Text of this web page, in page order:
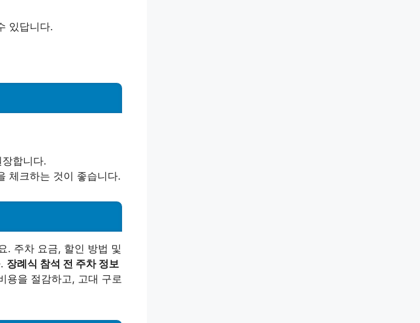
있답니다.
합니다.
체크하는 것이 좋습니다.
. 주차 요금, 할인 방법 및
장례식 참석 전 주차 정보
용을 절감하고, 고대 구로